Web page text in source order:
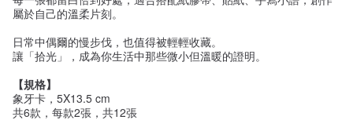
屬於自己的溫柔片刻。
日常中偶爾的慢步伐，也值得被輕輕收藏。
讓「拾光」，成為你生活中那些微小但溫暖的證明。
【規格】
象牙卡，5X13.5 cm
共6款，每款2張，共12張